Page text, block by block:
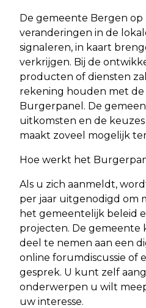
De gemeente Bergen op
veranderingen in de
signaleren, in kaart
verkrijgen. Bij de
producten of diensten
rekening houden met
Burgerpanel. De
uitkomsten en de
maakt zoveel mogelijk
Hoe werkt het
Als u zich aanmeldt,
per jaar uitgenodigd om
het gemeentelijk beleid
projecten. De gemeente
deel te nemen aan een
online forumdiscussie of
gesprek. U kunt zelf
onderwerpen u wilt
uw interesse.